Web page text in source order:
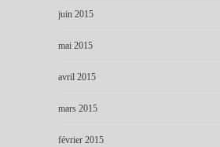
juin 2015
mai 2015
avril 2015
mars 2015
février 2015